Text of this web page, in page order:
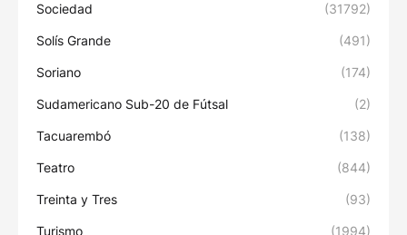
Sociedad (31792)
Solís Grande (491)
Soriano (174)
Sudamericano Sub-20 de Fútsal (2)
Tacuarembó (138)
Teatro (844)
Treinta y Tres (93)
Turismo (1994)